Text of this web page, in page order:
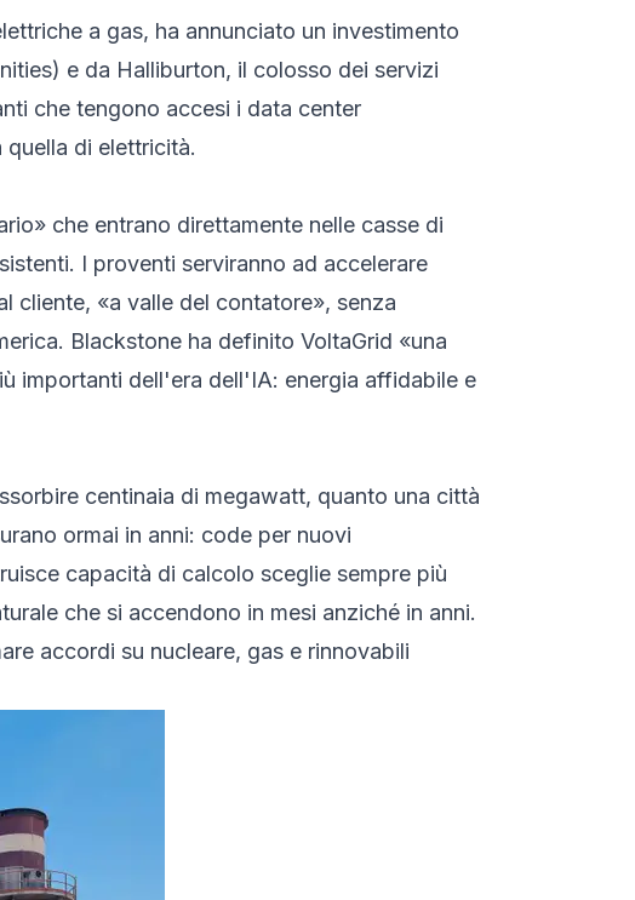
a gas, ha annunciato un investimento
e da Halliburton, il colosso dei servizi
che tengono accesi i data center
di elettricità.
che entrano direttamente nelle casse di
I proventi serviranno ad accelerare
cliente, «a valle del contatore», senza
Blackstone ha definito VoltaGrid «una
importanti dell'era dell'IA: energia affidabile e
centinaia di megawatt, quanto una città
ormai in anni: code per nuovi
capacità di calcolo sceglie sempre più
che si accendono in mesi anziché in anni.
accordi su nucleare, gas e rinnovabili